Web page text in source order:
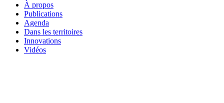
À propos
Publications
Agenda
Dans les territoires
Innovations
Vidéos